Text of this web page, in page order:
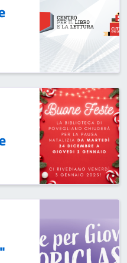
2024/2026}
COMUNALE}